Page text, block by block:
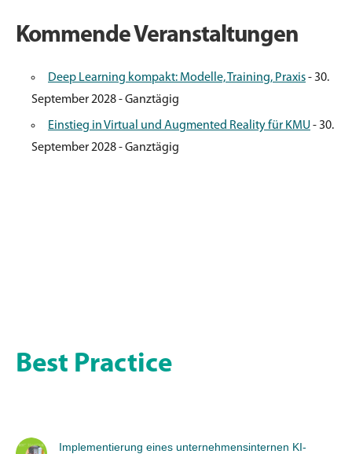
Kommende Veranstaltungen
Deep Learning kompakt: Modelle, Training, Praxis- 30.
September 2028 - Ganztägig
Einstieg in Virtual und Augmented Reality für KMU- 30.
September 2028 - Ganztägig
Best Practice
Implementierung eines unternehmensinternen KI-